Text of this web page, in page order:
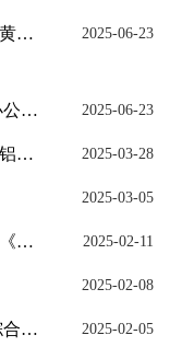
工业和信息化部等九部门关于印发《黄金产业高质量发展实施方案（2025—2027年）》的通知 2025-06-23
工业和信息化部办公厅 农业农村部办公厅关于开展非粮生物基材料产业创新发展典型案例推荐工作的... 2025-06-23
工业和信息化部等十部门关于印发《铝产业高质量发展实施方案（2025—2027年）》的通知 2025-03-28
2025-03-05
工业和信息化部等十一部门关于印发《铜产业高质量发展实施方案（2025—2027年）》的通知 2025-02-11
2025-02-08
工业和信息化部办公厅 国家药监局综合司关于组织开展生物医用材料创新任务揭榜挂帅（第二批）工... 2025-02-05